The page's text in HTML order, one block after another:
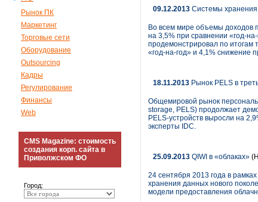
Рынок ПК
Маркетинг
Торговые сети
Оборудование
Outsourcing
Кадры
Регулирование
Финансы
Web
CMS Magazine: стоимость
создания корп. сайта в
Приволжском ФО
Город:
09.12.2013 Системы
Во всем мире объемы доходов
на 3,5% при сравнении «год-
продемонстрировал по итогам
«год-на-год» и 4,1% снижение
18.11.2013 Рынок PELS в
Общемировой рынок
storage, PELS) продолжает
PELS-устройств выросли на
эксперты IDC.
25.09.2013 QIWI в «облаках»
24 сентября 2013 года в
хранения данных нового
модели предоставления